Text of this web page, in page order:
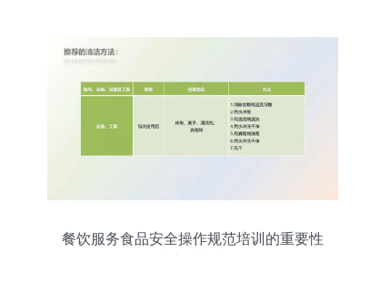
餐饮服务食品安全操作规范培训的重要性